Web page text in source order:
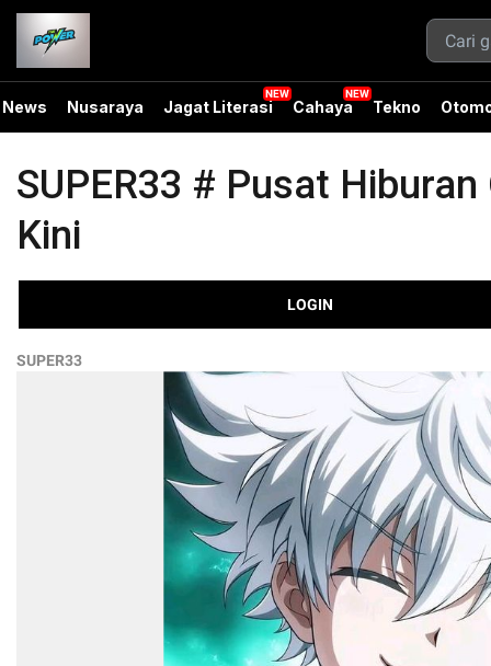
News Nusaraya Jagat Literasi Cahaya Tekno
SUPER33 # Pusat
Kini
LOGIN
SUPER33